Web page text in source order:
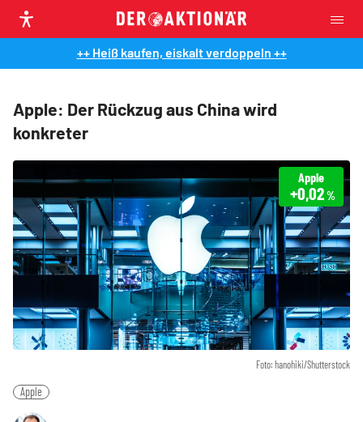
++ Heiß kaufen, eiskalt verdoppeln ++
Apple: Der Rückzug aus China wird
konkreter
Foto: hanohiki/Shutterstock
Apple
+0,02%
Apple